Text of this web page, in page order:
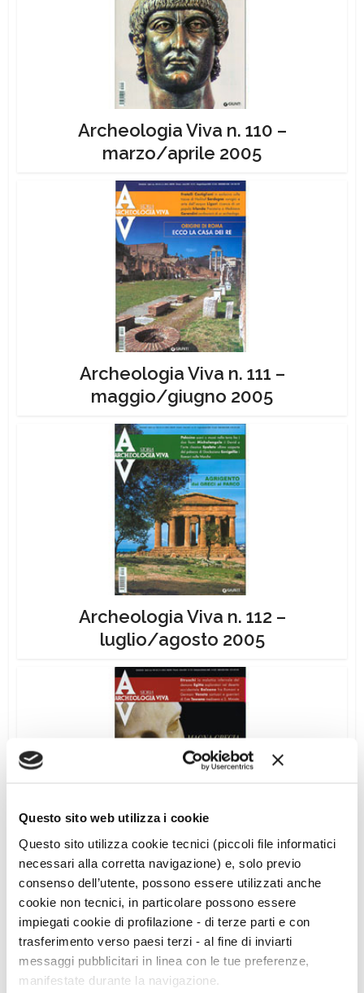
Questo sito web utilizza i cookie
Questo sito utilizza cookie tecnici (piccoli file informatici
necessari alla corretta navigazione) e, solo previo
consenso dell’utente, possono essere utilizzati anche
cookie non tecnici, in particolare possono essere
impiegati cookie di profilazione - di terze parti e con
trasferimento verso paesi terzi - al fine di inviarti
messaggi pubblicitari in linea con le tue preferenze,
manifestate durante la navigazione.
Archeologia Viva n. 110 –
marzo/aprile 2005
Archeologia Viva n. 111 –
maggio/giugno 2005
Archeologia Viva n. 112 –
luglio/agosto 2005
Archeologia Viva n. 113 –
settembre/ottobre 2005